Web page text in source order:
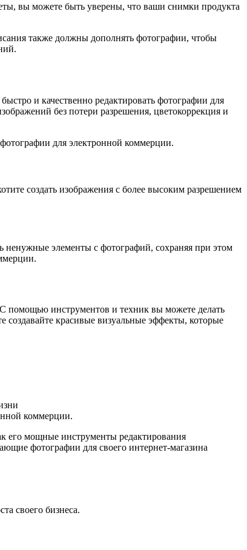
вы можете быть уверены, что ваши снимки продукта
также должны дополнять фотографии, чтобы
и качественно редактировать фотографии для
без потери разрешения, цветокоррекция и
для электронной коммерции.
создать изображения с более высоким разрешением
ненужные элементы с фотографий, сохраняя при этом
помощью инструментов и техник вы можете делать
красивые визуальные эффекты, которые
коммерции.
его мощные инструменты редактирования
фотографии для своего интернет-магазина
своего бизнеса.